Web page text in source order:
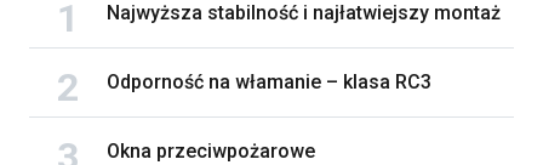
Najwyższa stabilność i najłatwiejszy montaż
Odporność na włamanie – klasa RC3
Okna przeciwpożarowe